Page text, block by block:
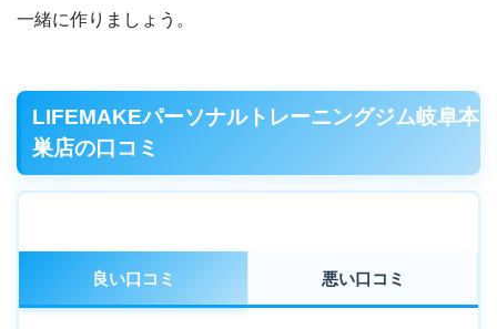
一緒に作りましょう。
LIFEMAKEパーソナルトレーニングジム岐阜本
巣店の口コミ
良い口コミ 悪い口コミ